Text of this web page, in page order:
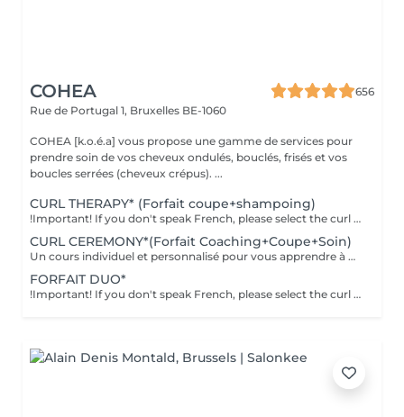
COHEA
656
Rue de Portugal 1, Bruxelles BE-1060
COHEA [k.o.é.a] vous propose une gamme de services pour
prendre soin de vos cheveux ondulés, bouclés, frisés et vos
boucles serrées (cheveux crépus). ...
CURL THERAPY* (Forfait coupe+shampoing)
!Important! If you don't speak French, please select the curl specialist with the language code of your choice, indicated next to her first name. Le service CURL THERAPY est une réelle expérience bien-être pour vos boucles. Il comprend: -coupe et shampoing -soin capillaire massage crânien relaxant OU après-shampoing/démêlant -définition et séchage des boucles -guide capillaire et recommandations de produits
CURL CEREMONY*(Forfait Coaching+Coupe+Soin)
Un cours individuel et personnalisé pour vous apprendre à prendre soin de vos boucles et les définir. Cette formule comprend: - une consultation capillaire - une coupe - un shampoing - un soin personnalisé aux besoins de vos cheveux avec traitement spa capillaire à la vapeur sur notre bac de lavage - un massage crânien pour stimuler la circulation du sang du cuir chevelu et évacuer les tensions physiques et psychologiques - l’apprentissage des gestes pour laver, hydrater et définir vos boucles - la définition et le séchage de vos boucles- la possibilité de filmer les étapes clés de votre nouvelle routine Vous serez capable de comprendre les étapes pour laver, hydrater et définir vos boucles. Vous recevrez également des recommandations de produits à utiliser ainsi qu’un suivi de votre routine capillaire.
FORFAIT DUO*
!Important! If you don't speak French, please select the curl specialist with the language code of your choice, indicated next to her first name. Le service CURL THERAPY pour deux personnes est une réelle expérience bien-être pour vos boucles. Il comprend: -coupe et shampoing -soin capillaire et massage crânien relaxant OU après-shampoing -définition et séchage des boucles -fiche "conseils" -recommandations de produits